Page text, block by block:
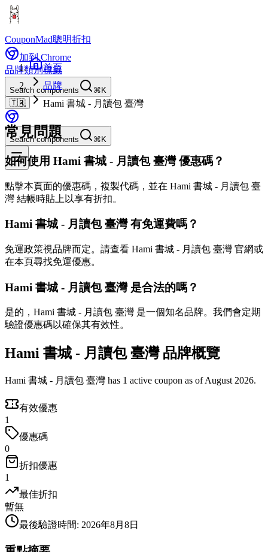
CouponMad聰明折扣
加到 Chrome
品牌類別標籤
Search components
⌘K
🇹🇼
Search components ⌘K
首頁
品牌
Hami 書城 - 月讀包 臺灣
常見問題
如何使用 Hami 書城 - 月讀包 臺灣 優惠碼？
點擊本頁面的優惠碼，複製代碼，並在 Hami 書城 - 月讀包 臺
灣 結帳時貼上以享有折扣。
Hami 書城 - 月讀包 臺灣 有免運費嗎？
免運政策視品牌而定。請查看 Hami 書城 - 月讀包 臺灣 官網或
在本頁尋找免運優惠。
Hami 書城 - 月讀包 臺灣 是合法的嗎？
是的，Hami 書城 - 月讀包 臺灣 是一個知名品牌。我們會定期
驗證優惠碼以確保其有效性。
Hami 書城 - 月讀包 臺灣 品牌概覽
Hami 書城 - 月讀包 臺灣 has 1 active coupon as of August 2026.
有效優惠
1
優惠碼
0
折扣優惠
1
最佳折扣
暫無
最後驗證時間: 2026年8月8日